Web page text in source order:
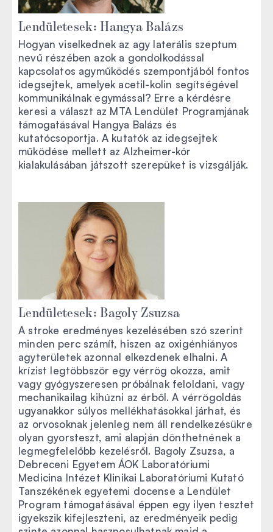
Lendületesek: Hangya Balázs
Hogyan viselkednek az agy laterális szeptum
nevű részében azok a gondolkodással
kapcsolatos agyműködés szempontjából fontos
idegsejtek, amelyek acetil-kolin segítségével
kommunikálnak egymással? Erre a kérdésre
keresi a választ az MTA Lendület Programjának
támogatásával Hangya Balázs és
kutatócsoportja. A kutatók az idegsejtek
működése mellett az Alzheimer-kór
kialakulásában játszott szerepüket is vizsgálják.
Lendületesek: Bagoly Zsuzsa
A stroke eredményes kezelésében szó szerint
minden perc számít, hiszen az oxigénhiányos
agyterületek azonnal elkezdenek elhalni. A
krízist legtöbbször egy vérrög okozza, amit
vagy gyógyszeresen próbálnak feloldani, vagy
mechanikailag kihúzni az érből. A vérrögoldás
ugyanakkor súlyos mellékhatásokkal járhat, és
az orvosoknak jelenleg nem áll rendelkezésükre
olyan gyorsteszt, ami alapján dönthetnének a
legmegfelelőbb kezelésről. Bagoly Zsuzsa, a
Debreceni Egyetem ÁOK Laboratóriumi
Medicina Intézet Klinikai Laboratóriumi Kutató
Tanszékének egyetemi docense a Lendület
Program támogatásával éppen egy ilyen tesztet
igyekszik kifejleszteni, az eredményeik pedig